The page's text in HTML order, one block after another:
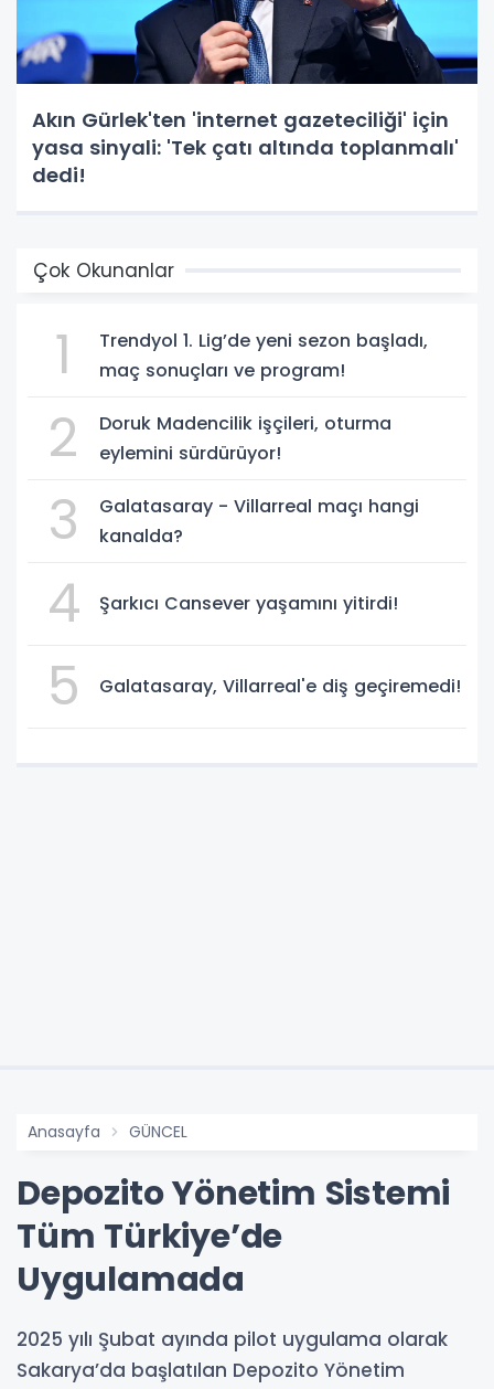
Akın Gürlek'ten 'internet gazeteciliği' için
yasa sinyali: 'Tek çatı altında toplanmalı'
dedi!
Çok Okunanlar
1
Trendyol 1. Lig’de yeni sezon başladı,
maç sonuçları ve program!
2
Doruk Madencilik işçileri, oturma
eylemini sürdürüyor!
3
Galatasaray - Villarreal maçı hangi
kanalda?
4 Şarkıcı Cansever yaşamını yitirdi!
5 Galatasaray, Villarreal'e diş geçiremedi!
Anasayfa GÜNCEL
Depozito Yönetim Sistemi
Tüm Türkiye’de
Uygulamada
2025 yılı Şubat ayında pilot uygulama olarak
Sakarya’da başlatılan Depozito Yönetim